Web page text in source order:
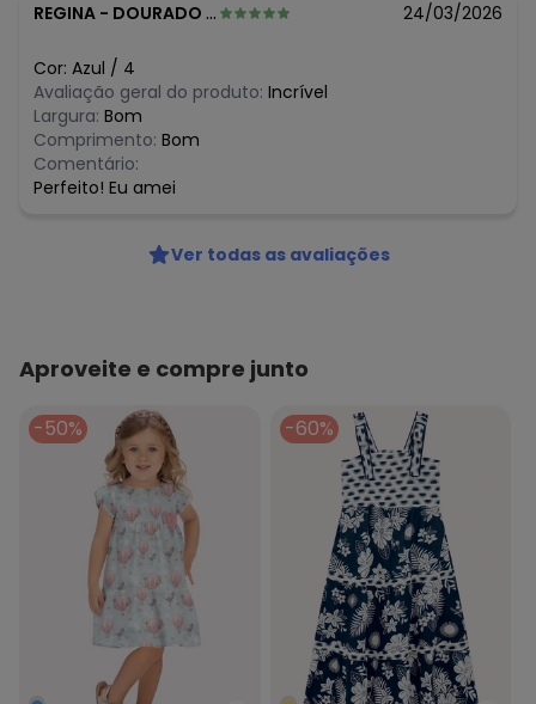
REGINA - DOURADO - SP 24/03/2026
Cor: Azul / 4
Avaliação geral do produto: Incrível
Largura: Bom
Comprimento: Bom
Comentário:
Perfeito! Eu amei
Ver todas as avaliações
Aproveite e compre junto
-50% -60%